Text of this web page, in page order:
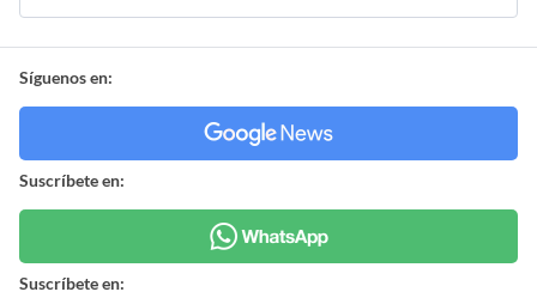
Síguenos en:
Suscríbete en:
Suscríbete en: